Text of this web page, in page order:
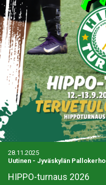
28.11.2025
Uutinen - Jyväskylän Pallokerho
HIPPO-turnaus 2026